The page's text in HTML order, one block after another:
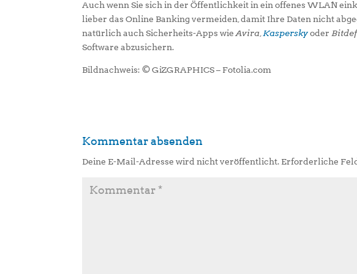
Auch wenn Sie sich in der Öffentlichkeit in ein offenes WLAN
lieber das Online Banking vermeiden, damit Ihre Daten nicht
natürlich auch Sicherheits-Apps wieAvira Kasperskyoder
Software abzusichern.
Bildnachweis: © GiZGRAPHICS – Fotolia.com
Kommentar absenden
Deine E-Mail-Adresse wird nicht veröffentlicht. Erforderliche